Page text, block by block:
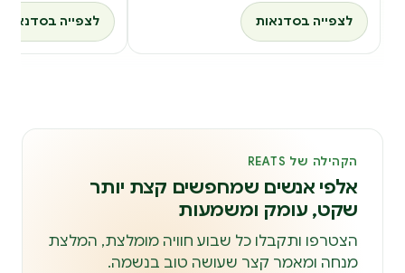
לצפייה בסדנאות לצפייה בסדנאות
הקהילה של REATS
אלפי אנשים שמחפשים קצת יותר
שקט, עומק ומשמעות
הצטרפו ותקבלו כל שבוע חוויה מומלצת, המלצת
מנחה ומאמר קצר שעושה טוב בנשמה.